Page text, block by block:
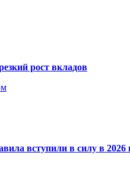
рост вкладов
вступили в силу в 2026